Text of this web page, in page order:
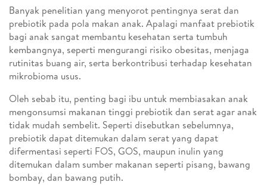
Banyak penelitian yang menyorot pentingnya serat dan
prebiotik pada pola makan anak. Apalagi manfaat prebiotik
bagi anak sangat membantu kesehatan serta tumbuh
kembangnya, seperti mengurangi risiko obesitas, menjaga
rutinitas buang air, serta berkontribusi terhadap kesehatan
mikrobioma usus.
Oleh sebab itu, penting bagi ibu untuk membiasakan anak
mengonsumsi makanan tinggi prebiotik dan serat agar anak
tidak mudah sembelit. Seperti disebutkan sebelumnya,
prebiotik dapat ditemukan dalam serat yang dapat
difermentasi seperti FOS, GOS, maupun inulin yang
ditemukan dalam sumber makanan seperti pisang, bawang
bombay, dan bawang putih.